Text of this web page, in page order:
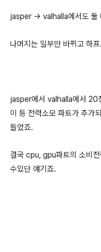
jasper -> valhalla에서도 둘
나머지는 일부만 바뀌고 하
jasper에서 valhalla에서 20
이 등 전력소모 파트가 추가
들었죠.
결국 cpu, gpu파트의 소비
수있단 얘기죠.